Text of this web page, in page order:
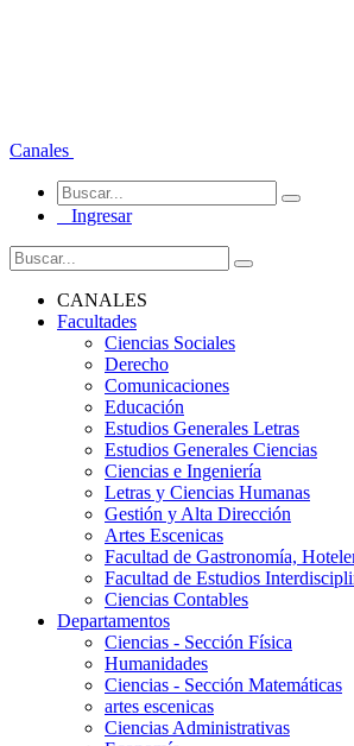
Canales
Ingresar
CANALES
Facultades
Ciencias Sociales
Derecho
Comunicaciones
Educación
Estudios Generales Letras
Estudios Generales Ciencias
Ciencias e Ingeniería
Letras y Ciencias Humanas
Gestión y Alta Dirección
Artes Escenicas
Facultad de Gastronomía,
Facultad de Estudios
Ciencias Contables
Departamentos
Ciencias - Sección Física
Humanidades
Ciencias - Sección Matemáticas
artes escenicas
Ciencias Administrativas